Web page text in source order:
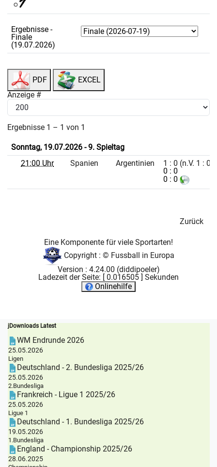
Ergebnisse -
Finale
(19.07.2026)
PDF
EXCEL
Anzeige #
Ergebnisse 1 – 1 von 1
Sonntag, 19.07.2026 - 9. Spieltag
21:00 Uhr
Spanien Argentinien
1 : 0 (n.V. 1 : 0)
0 : 0
0 : 0
Zurück
Eine Komponente für viele Sportarten!
Copyright : © Fussball in Europa
Version : 4.24.00 (diddipoeler)
Ladezeit der Seite: [ 0.016505 ] Sekunden
Onlinehilfe
jDownloads Latest
WM Endrunde 2026
25.05.2026
Ligen
Deutschland - 2. Bundesliga 2025/26
25.05.2026
2.Bundesliga
Frankreich - Ligue 1 2025/26
25.05.2026
Ligue 1
Deutschland - 1. Bundesliga 2025/26
19.05.2026
1.Bundesliga
England - Championship 2025/26
28.06.2025